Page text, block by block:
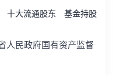
十大流通股东 基金持股
人民政府国有资产监督